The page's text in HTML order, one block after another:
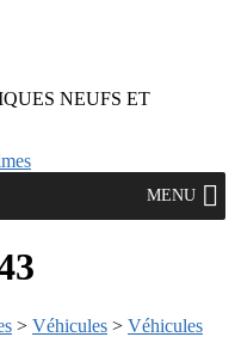
NEUFS ET
MENU
> Véhicules > Véhicules